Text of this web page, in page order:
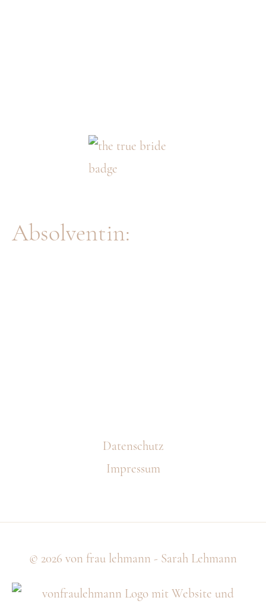
Absolventin:
Datenschutz
Impressum
© 2026 von frau lehmann - Sarah Lehmann